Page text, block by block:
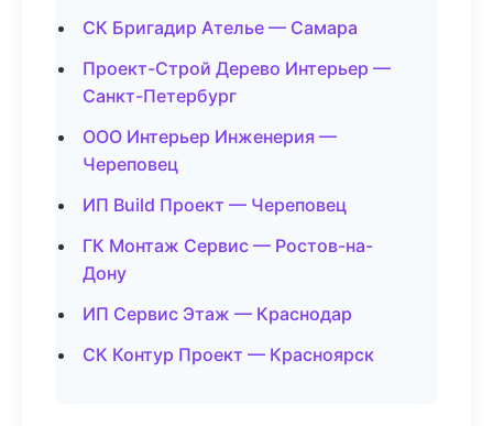
СК Бригадир Ателье — Самара
Проект-Строй Дерево Интерьер —
Санкт-Петербург
ООО Интерьер Инженерия —
Череповец
ИП Build Проект — Череповец
ГК Монтаж Сервис — Ростов-на-
Дону
ИП Сервис Этаж — Краснодар
СК Контур Проект — Красноярск